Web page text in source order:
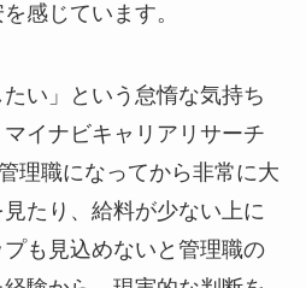
感じています。
い」という怠惰な気持ち
イナビキャリアリサーチ
理職になってから非常に大
たり、給料が少ない上に
も見込めないと管理職の